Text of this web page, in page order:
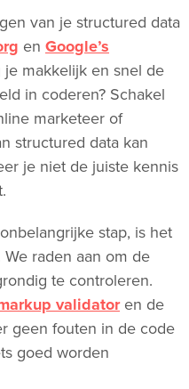
van je structured data
en Google’s
je makkelijk en snel de
in coderen? Schakel
marketeer of
structured data kan
je niet de juiste kennis
stap, is het
raden aan om de
te controleren.
validatoren de
geen fouten in de code
goed worden